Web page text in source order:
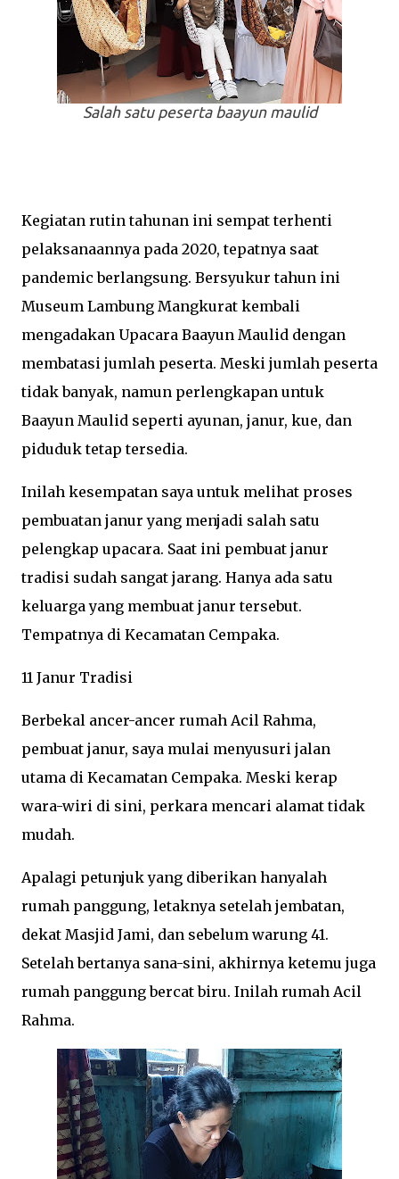
Salah satu peserta baayun maulid
Kegiatan rutin tahunan ini sempat terhenti
pelaksanaannya pada 2020, tepatnya saat
pandemic berlangsung. Bersyukur tahun ini
Museum Lambung Mangkurat kembali
mengadakan Upacara Baayun Maulid dengan
membatasi jumlah peserta. Meski jumlah peserta
tidak banyak, namun perlengkapan untuk
Baayun Maulid seperti ayunan, janur, kue, dan
piduduk tetap tersedia.
Inilah kesempatan saya untuk melihat proses
pembuatan janur yang menjadi salah satu
pelengkap upacara. Saat ini pembuat janur
tradisi sudah sangat jarang. Hanya ada satu
keluarga yang membuat janur tersebut.
Tempatnya di Kecamatan Cempaka.
11 Janur Tradisi
Berbekal ancer-ancer rumah Acil Rahma,
pembuat janur, saya mulai menyusuri jalan
utama di Kecamatan Cempaka. Meski kerap
wara-wiri di sini, perkara mencari alamat tidak
mudah.
Apalagi petunjuk yang diberikan hanyalah
rumah panggung, letaknya setelah jembatan,
dekat Masjid Jami, dan sebelum warung 41.
Setelah bertanya sana-sini, akhirnya ketemu juga
rumah panggung bercat biru. Inilah rumah Acil
Rahma.